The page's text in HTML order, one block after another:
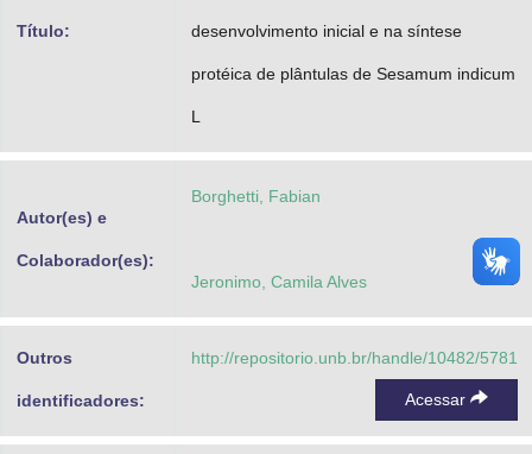
Título: desenvolvimento inicial e na síntese
protéica de plântulas de Sesamum indicum
L
Autor(es) e
Colaborador(es):
Borghetti, Fabian
Jeronimo, Camila Alves
Outros
identificadores:
http://repositorio.unb.br/handle/10482/5781
Acessar